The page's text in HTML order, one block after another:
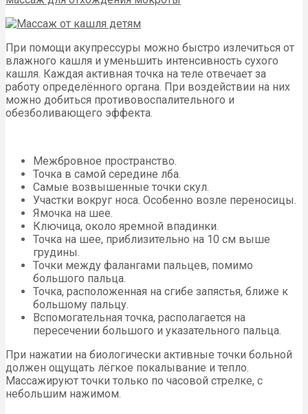
При помощи акупрессуры можно быстро излечиться от
влажного кашля и уменьшить интенсивность сухого
кашля. Каждая активная точка на теле отвечает за
работу определённого органа. При воздействии на них
можно добиться противовоспалительного и
обезболивающего эффекта.
Межбровное пространство.
Точка в самой середине лба.
Самые возвышенные точки скул.
Участки вокруг носа. Особенно возле переносицы.
Ямочка на шее.
Ключица, около яремной впадинки.
Точка на шее, приблизительно на 10 см выше
грудины.
Точки между фалангами пальцев, помимо
большого пальца.
Точка, расположенная на сгибе запястья, ближе к
большому пальцу.
Вспомогательная точка, располагается на
пересечении большого и указательного пальца.
При нажатии на биологически активные точки больной
должен ощущать лёгкое покалывание и тепло.
Массажируют точки только по часовой стрелке, с
небольшим нажимом.